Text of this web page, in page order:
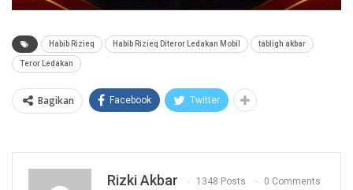
Habib Rizieq Habib Rizieq Diteror Ledakan Mobil tabligh akbar
Teror Ledakan
Bagikan Facebook Twitter
Rizki Akbar 1348 Posts 0 Comments